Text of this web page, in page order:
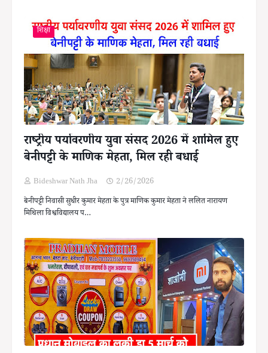
शिक्षा
राष्ट्रीय पर्यावरणीय युवा संसद 2026 में शामिल हुए
बेनीपट्टी के माणिक मेहता, मिल रही बधाई
Bideshwar Nath Jha
2/26/2026
बेनीपट्टी निवासी सुधीर कुमार मेहता के पुत्र माणिक कुमार मेहता ने ललित नारायण
मिथिला विश्वविद्यालय प…